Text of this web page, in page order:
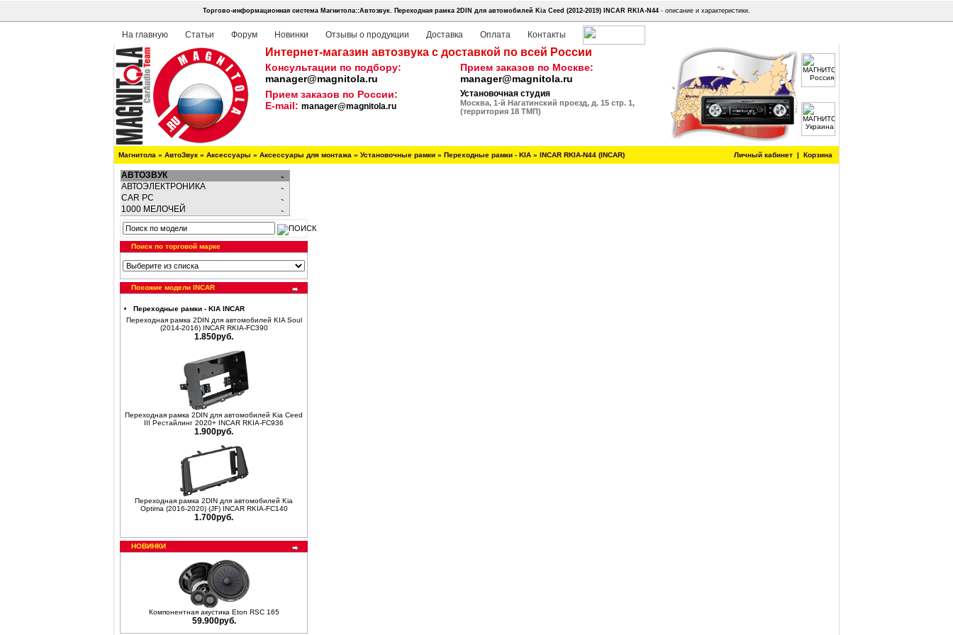
Торгово-информационная система Магнитола::Автозвук. Переходная рамка 2DIN для автомобилей Kia Ceed (2012-2019) INCAR RKIA-N44 - описание и характеристики.
На главную Статьи Форум Новинки Отзывы о продукции Доставка Оплата Контакты
Интернет-магазин автозвука с доставкой по всей России
Консультации по подбору:
manager@magnitola.ru
Прием заказов по Москве:
manager@magnitola.ru
Прием заказов по России:
E-mail: manager@magnitola.ru
Установочная студия
Москва, 1-й Нагатинский проезд, д. 15 стр. 1,
(территория 18 ТМП)
Магнитола » АвтоЗвук » Аксессуары » Аксессуары для монтажа » Установочные рамки » Переходные рамки - KIA » INCAR RKIA-N44 (INCAR) Личный кабинет | Корзина
АВТОЗВУК
АВТОЭЛЕКТРОНИКА
CAR PC
1000 МЕЛОЧЕЙ
Поиск по торговой марке
Похожие модели INCAR
Переходные рамки - KIA INCAR
Переходная рамка 2DIN для автомобилей KIA Soul
(2014-2016) INCAR RKIA-FC390
1.850руб.
Переходная рамка 2DIN для автомобилей Kia Ceed
III Рестайлинг 2020+ INCAR RKIA-FC936
1.900руб.
Переходная рамка 2DIN для автомобилей Kia
Optima (2016-2020) (JF) INCAR RKIA-FC140
1.700руб.
НОВИНКИ
Компонентная акустика Eton RSC 165
59.900руб.